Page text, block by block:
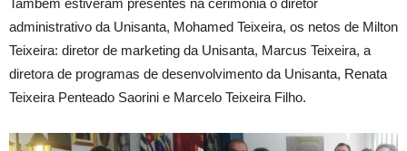
Também estiveram presentes na cerimônia o diretor
administrativo da Unisanta, Mohamed Teixeira, os netos de Milton
Teixeira: diretor de marketing da Unisanta, Marcus Teixeira, a
diretora de programas de desenvolvimento da Unisanta, Renata
Teixeira Penteado Saorini e Marcelo Teixeira Filho.